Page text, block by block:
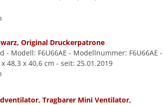
Original Druckerpatrone
- Modell: F6U66AE - Modellnummer: F6U66AE -
48,3 x 40,6 cm - seit: 25.01.2019
Tragbarer Mini Ventilator,